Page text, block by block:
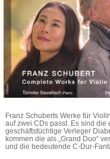
Franz Schuberts Werke für
auf zwei CDs passt. Es sind
geschäftstüchtige Verleger
kommen die als „Grand Duo“
und die bedeutende C-Dur-